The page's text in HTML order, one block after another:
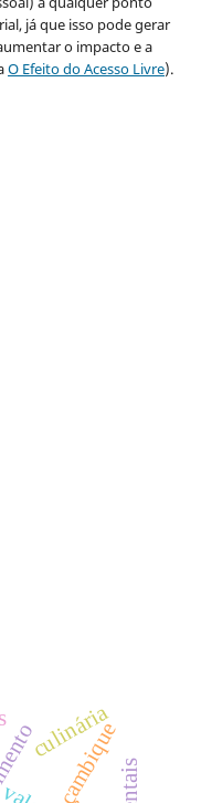
já que isso pode gerar
o impacto e a
O Efeito do Acesso Livre).
moçambique
culinária